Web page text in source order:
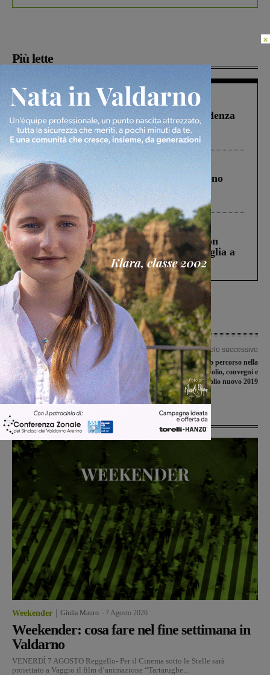
Più lette
Figline Incisa Valdarno 1 Agosto 2026
Piscina di Figline finanziata oltre la scadenza
Pnrr, il gruppo di Fratelli d’Italia: “Un
ringraziamento al Governo”
Cronaca 4 Agosto 2026
Un anno fa la strage in A1 in cui morirono
Gianni, Giulia e Franco. Lo schianto, il
processo, lo stop ai sorpassi fra tir....
Cronaca 3 Agosto 2026
Scomparso da una struttura di Castiglion
Fiorentino l’uomo che aveva ucciso la figlia a
Levane nel 2020
Articolo precedente
Altro sabato condito con delle vittorie
per gli juniores nazionali di
Sangiovannese e Montevarchi
Articolo successivo
Bucine prosegue il suo percorso nella
valorizzazione dell’olio, convegni e
premiazione dell’olio nuovo 2019
Ultime Notizie
Weekender Giulia Mauro 7 Agosto 2026
Weekender: cosa fare nel fine settimana in
Valdarno
VENERDÌ 7 AGOSTO Reggello- Per il Cinema sotto le Stelle sarà
proiettato a Vaggio il film d’animazione “Tartarughe...
×